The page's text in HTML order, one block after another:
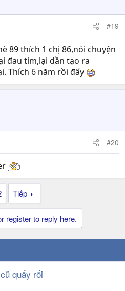
#19
89 thích 1 chị 86,nói chuyện
đau tim,lại dần tạo ra
Thích 6 năm rồi đấy
#20
Tiếp
register to reply here.
quấy rối